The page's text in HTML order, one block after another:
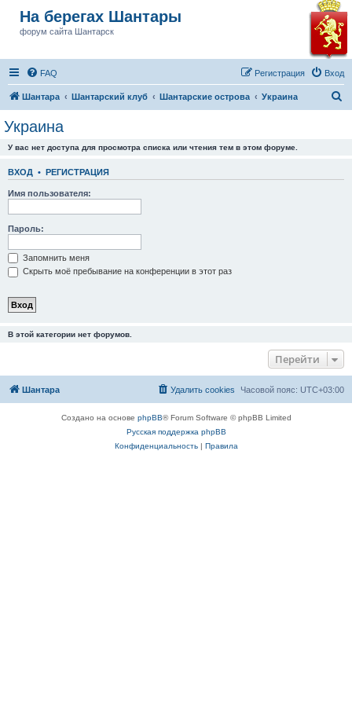
На берегах Шантары
форум сайта Шантарск
FAQ Вход
Регистрация
Шантара Шантарский клуб Шантарские острова Украина
Украина
У вас нет доступа для просмотра списка или чтения тем в этом форуме.
ВХОД • РЕГИСТРАЦИЯ
Имя пользователя:
Пароль:
Запомнить меня
Скрыть моё пребывание на конференции в этот раз
В этой категории нет форумов.
Перейти
Шантара Часовой пояс: UTC+03:00
Удалить cookies
Создано на основе phpBB® Forum Software © phpBB Limited
Русская поддержка phpBB
Конфиденциальность| Правила